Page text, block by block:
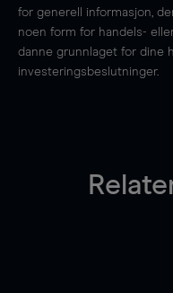
for generell informasjon,
noen form for handels-
danne grunnlaget for dine
investeringsbeslutninger.